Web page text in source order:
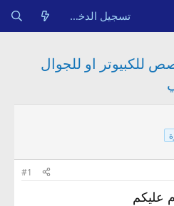
تسجيل الدخول
للكبيوتر او للجوال
#1
عليكم